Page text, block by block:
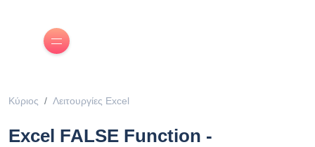
Κύριος Λειτουργίες Excel
Excel FALSE Function -